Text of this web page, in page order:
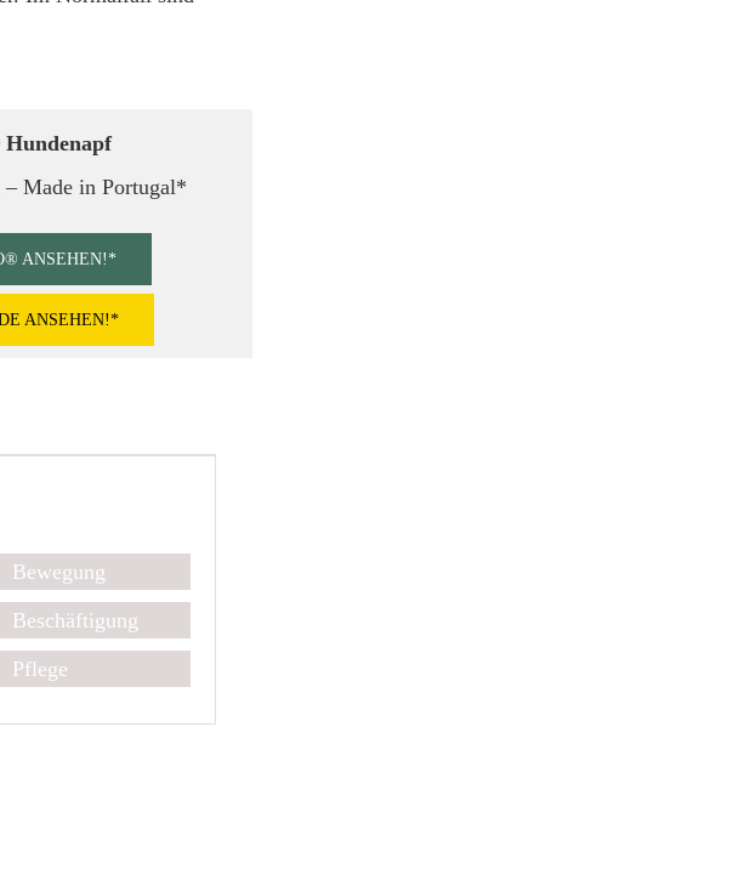
Made in Portugal*
ANSEHEN!*
ANSEHEN!*
Bewegung
Beschäftigung
Pflege